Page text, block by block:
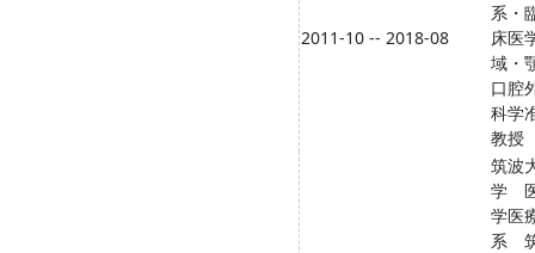
2011-10 -- 2018-08
系・
床医
域・
口腔
科学
教授
筑波
学
学医
系